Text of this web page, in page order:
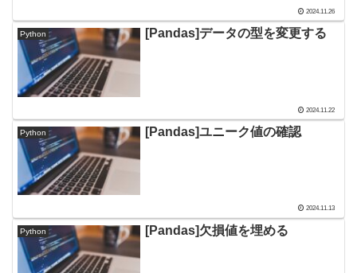
2024.11.26
Python [Pandas]データの型を変更する
2024.11.22
Python [Pandas]ユニーク値の確認
2024.11.13
Python [Pandas]欠損値を埋める